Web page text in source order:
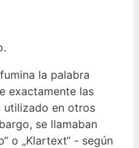
la palabra
exactamente las
utilizado en otros
se llamaban
o „Klartext“ - según